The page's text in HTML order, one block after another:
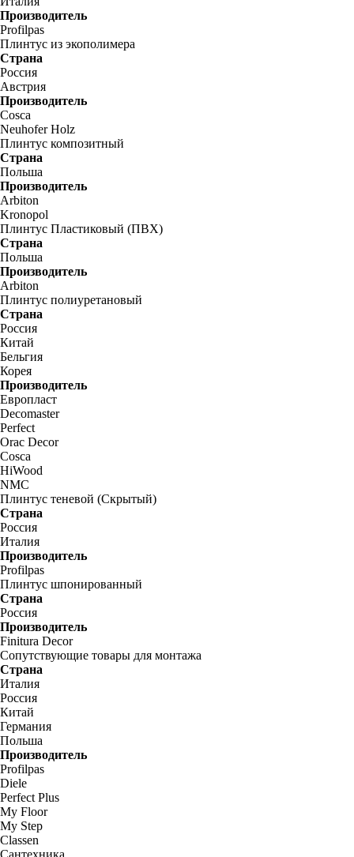
Производитель
Profilpas
Плинтус из экополимера
Страна
Россия
Австрия
Производитель
Cosca
Neuhofer Holz
Плинтус композитный
Страна
Польша
Производитель
Arbiton
Kronopol
Плинтус Пластиковый (ПВХ)
Страна
Польша
Производитель
Arbiton
Плинтус полиуретановый
Страна
Россия
Китай
Бельгия
Корея
Производитель
Европласт
Decomaster
Perfect
Orac Decor
Cosca
HiWood
NMC
Плинтус теневой (Скрытый)
Страна
Россия
Италия
Производитель
Profilpas
Плинтус шпонированный
Страна
Россия
Производитель
Finitura Decor
Сопутствующие товары для монтажа
Страна
Италия
Россия
Китай
Германия
Польша
Производитель
Profilpas
Diele
Perfect Plus
My Floor
My Step
Classen
Сантехника